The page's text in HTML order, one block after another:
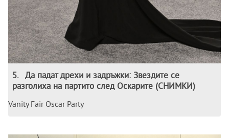
5.
Да падат дрехи и задръжки: Звездите се
разголиха на партито след Оскарите (СНИМКИ)
Vanity Fair Oscar Party